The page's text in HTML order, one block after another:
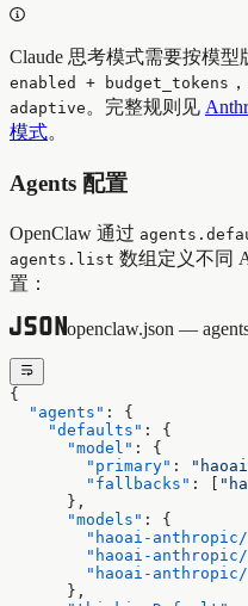
Claude 思考模式需要按模型
enabled + budget_tokens
adaptive。完整规则见
模式。
Agents 配置
OpenClaw 通过
agents.list 数组定义不同
置：
openclaw.json —
{
  "agents"
: {
    "defaults"
: {
      "model"
: {
        "primary"
:
        "fallbacks"
: [
      },
      "models"
: {
"haoai-
"haoai-
"haoai-
      },